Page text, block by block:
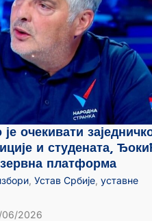
очекивати
и студената,
платформа
, Устав Србије, уставне
06/2026